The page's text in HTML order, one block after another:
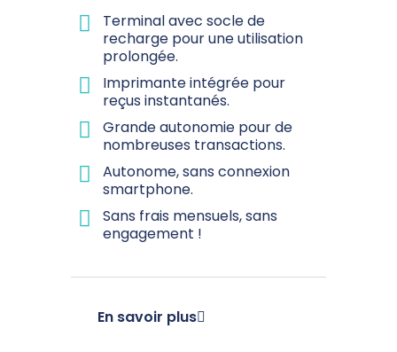
Terminal avec socle de
recharge pour une utilisation
prolongée.
Imprimante intégrée pour
reçus instantanés.
Grande autonomie pour de
nombreuses transactions.
Autonome, sans connexion
smartphone.
Sans frais mensuels, sans
engagement !
En savoir plus